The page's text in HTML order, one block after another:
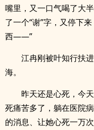
嘴里，又一口气喝了大
了一个“谢”字，又停下
西——”
江冉刚被叶知行扶
海。
昨天还是心死，今
死痛苦多了，躺在医院
的消息、让她心死一万